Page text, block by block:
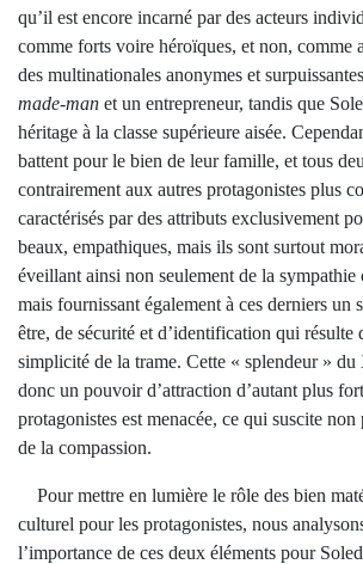
qu’il est encore incarné par des acteurs
comme forts voire héroïques, et non, comme
des multinationales anonymes et
made-man et un entrepreneur, tandis que
héritage à la classe supérieure aisée.
battent pour le bien de leur famille, et tous
contrairement aux autres protagonistes plus
caractérisés par des attributs exclusivement
beaux, empathiques, mais ils sont surtout
éveillant ainsi non seulement de la sympathie
mais fournissant également à ces derniers un
être, de sécurité et d’identification qui résulte
simplicité de la trame. Cette « splendeur »
donc un pouvoir d’attraction d’autant plus
protagonistes est menacée, ce qui suscite non
de la compassion.
Pour mettre en lumière le rôle des bien
culturel pour les protagonistes, nous
l’importance de ces deux éléments pour